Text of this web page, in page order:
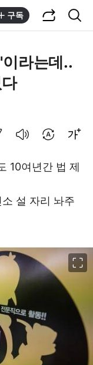
구독
라는데..
10여년간 법 제
설 자리 놔주